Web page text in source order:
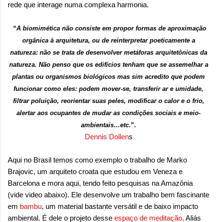
rede que interage numa complexa harmonia.
“A biomimética não consiste em propor formas de aproximação
orgânica à arquitetura, ou de reinterpretar poeticamente a
natureza: não se trata de desenvolver metáforas arquitetônicas da
natureza. Não penso que os edifícios tenham que se assemelhar a
plantas ou organismos biológicos mas sim acredito que podem
funcionar como eles: podem mover-se, transferir ar e umidade,
filtrar poluição, reorientar suas peles, modificar o calor e o frio,
alertar aos ocupantes de mudar as condições sociais e meio-
ambientais…etc.”.
Dennis Dollens
Aqui no Brasil temos como exemplo o trabalho de Marko
Brajovic, um arquiteto croata que estudou em Veneza e
Barcelona e mora aqui, tendo feito pesquisas na Amazônia
(vide video abaixo). Ele desenvolve um trabalho bem fascinante
em bambu, um material bastante versátil e de baixo impacto
ambiental. É dele o projeto desse espaço de meditação. Aliás